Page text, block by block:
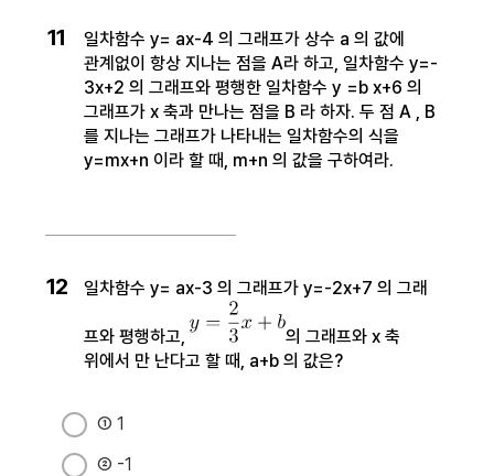
11
일차함수 y= ax-4 의 그래프가 상수 a 의 값에
관계없이 항상 지나는 점을 A라 하고, 일차함수 y=-
3x+2 의 그래프와 평행한 일차함수 y =b x+6 의
그래프가 x 축과 만나는 점을 B 라 하자. 두 점 A , B
를 지나는 그래프가 나타내는 일차함수의 식을
y=mx+n 이라 할 때, m+n 의 값을 구하여라.
12 일차함수 y= ax-3 의 그래프가 y=-2x+7 의 그래
프와 평행하고,
​​​​​​​의 그래프와 x 축
위에서 만 난다고 할 때, a+b 의 값은?
① 1
② -1